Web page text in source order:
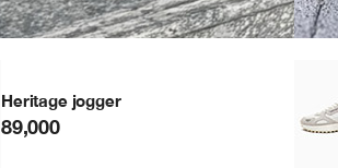
Heritage jogger
89,000